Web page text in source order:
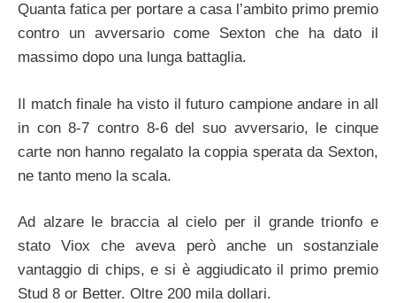
Quanta fatica per portare a casa l’ambito primo premio
contro un avversario come Sexton che ha dato il
massimo dopo una lunga battaglia.
Il match finale ha visto il futuro campione andare in all
in con 8-7 contro 8-6 del suo avversario, le cinque
carte non hanno regalato la coppia sperata da Sexton,
ne tanto meno la scala.
Ad alzare le braccia al cielo per il grande trionfo e
stato Viox che aveva però anche un sostanziale
vantaggio di chips, e si è aggiudicato il primo premio
Stud 8 or Better. Oltre 200 mila dollari.